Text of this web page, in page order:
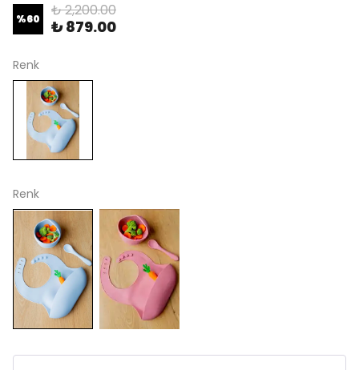
%60 ₺ 2,200.00
₺ 879.00
Renk
Renk